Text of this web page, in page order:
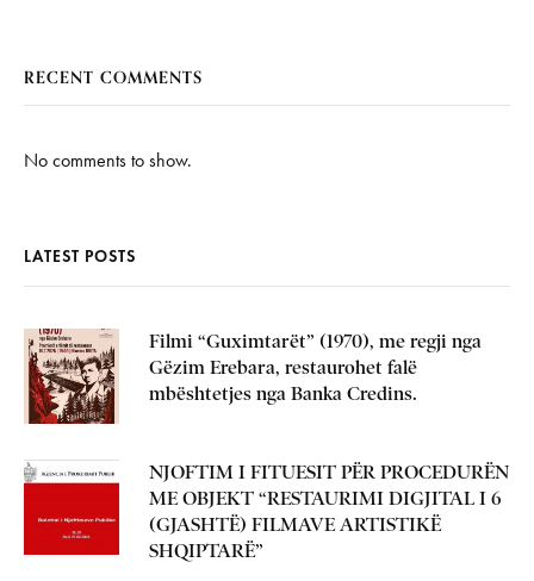
RECENT COMMENTS
No comments to show.
LATEST POSTS
Filmi “Guximtarët” (1970), me regji nga
Gëzim Erebara, restaurohet falë
mbështetjes nga Banka Credins.
NJOFTIM I FITUESIT PËR PROCEDURËN
ME OBJEKT “RESTAURIMI DIGJITAL I 6
(GJASHTË) FILMAVE ARTISTIKË
SHQIPTARË”